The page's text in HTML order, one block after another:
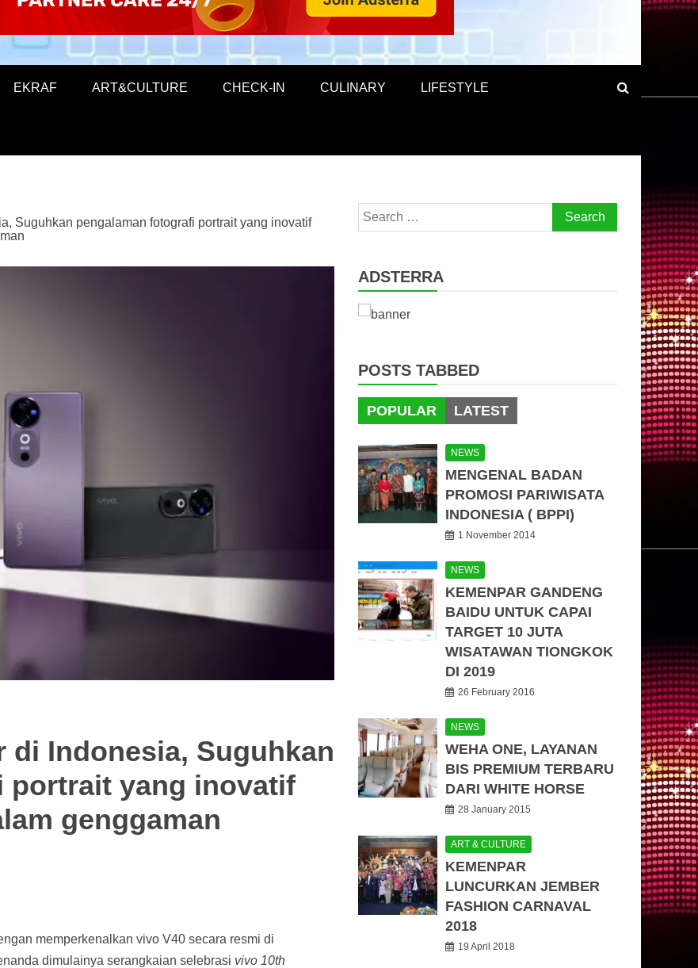
EKRAF ART&CULTURE CHECK-IN CULINARY LIFESTYLE
Suguhkan pengalaman fotografi portrait yang inovatif
di Indonesia, Suguhkan
portrait yang inovatif
genggaman
memperkenalkan vivo V40 secara resmi di
dimulainya serangkaian selebrasi vivo 10th
Search
for:
ADSTERRA
POSTS TABBED
POPULAR LATEST
NEWS
MENGENAL BADAN
PROMOSI PARIWISATA
INDONESIA ( BPPI)
1 November 2014
NEWS
KEMENPAR GANDENG
BAIDU UNTUK CAPAI
TARGET 10 JUTA
WISATAWAN TIONGKOK
DI 2019
26 February 2016
NEWS
WEHA ONE, LAYANAN
BIS PREMIUM TERBARU
DARI WHITE HORSE
28 January 2015
ART & CULTURE
KEMENPAR
LUNCURKAN JEMBER
FASHION CARNAVAL
2018
19 April 2018